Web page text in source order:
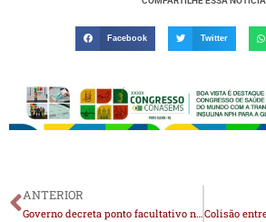
Facebook Twitter
ANTERIOR
Governo decreta ponto facultativo nesta quinta e sexta-feira